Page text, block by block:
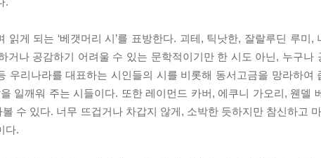
게 되는 ‘베갯머리 시’를 표방한다. 괴테, 틱낫한, 잘랄루딘 루미,
거나 공감하기 어려울 수 있는 문학적이기만 한 시도 아닌, 누구나
우리나라를 대표하는 시인들의 시를 비롯해 동서고금을 망라하여
일깨워 주는 시들이다. 또한 레이먼드 카버, 에쿠니 가오리, 웬델
수 있다. 너무 뜨겁거나 차갑지 않게, 소박한 듯하지만 참신하고
다.